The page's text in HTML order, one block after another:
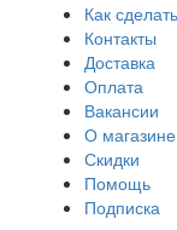
Как
Контакты
Доставка
Оплата
Вакансии
О магазине
Скидки
Помощь
Подписка